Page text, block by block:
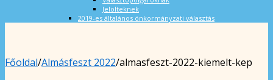
Jelölteknek
2019-es általános önkormányzati választás
Főoldal/Almásfeszt 2022/almasfeszt-2022-kiemelt-kep